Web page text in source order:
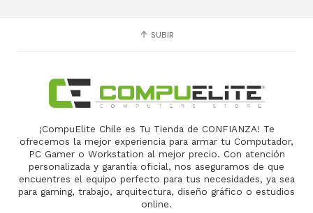
SUBIR
¡CompuElite Chile es Tu Tienda de CONFIANZA! Te
ofrecemos la mejor experiencia para armar tu Computador,
PC Gamer o Workstation al mejor precio. Con atención
personalizada y garantía oficial, nos aseguramos de que
encuentres el equipo perfecto para tus necesidades, ya sea
para gaming, trabajo, arquitectura, diseño gráfico o estudios
online.